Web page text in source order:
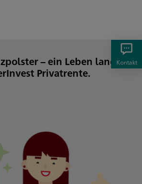
Kontakt
– ein Leben lang: die
Privatrente.